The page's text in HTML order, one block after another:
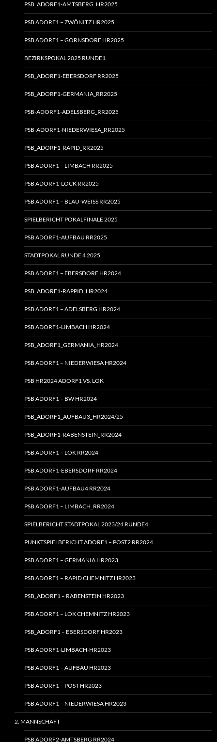
PSB_ADORF1-AMTSBERG_HR2025
PSB ADORF1 – ZWÖNITZ HR2025
PSB ADORF1 – GORNSDORF HR2025
BEZIRKSPOKAL 2025 RUNDE1
PSB_ADORF1-EBERSDORF RR2025
PSB_ADORF1-GERMANIA_RR2025
PSB-ADORF1-ADELSBERG_RR2025
PSB-ADORF1-NIEDERWIESA_RR2025
PSB_ADORF1-RAPID_RR2025
PSB ADORF1 – LIMBACH RR2025
PSB ADORF1-LOCK RR2025
PSB ADORF1 – BLAU-WEISS RR2025
SPIELBERICHT POKALFINALE 2025
PSB ADORF1-AUFBAU RR2025
STADTPOKAL RUNDE 4 2025
PSB ADORF1 – EBERSDORF HR2024
PSB_ADORF1-RAPPID_HR2024
PSB ADORF1 – ADELSBERG HR2024
PSB ADORF1-LIMBACH HR2024
PSB_ADORF1_GERMANIA_HR2024
PSB ADORF1 – NIEDERWIESA HR2024
PSB HR2024 ADORF1 VS. LOK
PSB ADORF1 – BW HR2024
PSB_ADORF1_AUFBAU3_HR2024/25
PSB_ADORF1-RABENSTEIN_RR2024
PSB ADORF1 – LOK RR2024
PSB ADORF1-EBERSDORF RR2024
PSB ADORF1-AUFBAU4 RR2024
PSB ADORF1 – LIMBACH_RR2024
SPIELBERICHT STADTPOKAL 2023/24 RUNDE4
PUNKTSPIELBERICHT ADORF1 – POST2 RR2024
PSB ADORF1 – GERMANIA HR2023
PSB ADORF1 – RAPID CHEMNITZ HR2023
PSB_ADORF1 – RABENSTEIN HR2023
PSB ADORF1 – LOK CHEMNITZ HR2023
PSB_ADORF1 – EBERSDORF HR2023
PSB ADORF1-LIMBACH-HR2023
PSB ADORF1 – AUFBAU HR2023
PSB ADORF1 – POST HR2023
PSB ADORF1 – NIEDERWIESA HR2023
2. MANNSCHAFT
PSB ADORF2-AMTSBERG RR2024